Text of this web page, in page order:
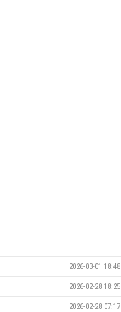
2026-03-01 18:48
2026-02-28 18:25
2026-02-28 07:17